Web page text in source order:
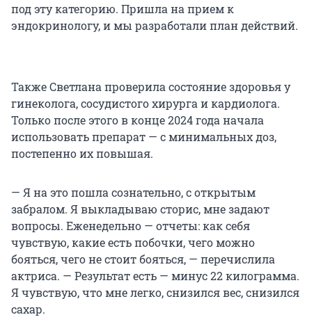
под эту категорию. Пришла на прием к
эндокринологу, и мы разработали план действий.
Также Светлана проверила состояние здоровья у
гинеколога, сосудистого хирурга и кардиолога.
Только после этого в конце 2024 года начала
использовать препарат — с минимальных доз,
постепенно их повышая.
— Я на это пошла сознательно, с открытым
забралом. Я выкладываю сторис, мне задают
вопросы. Еженедельно — отчеты: как себя
чувствую, какие есть побочки, чего можно
бояться, чего не стоит бояться, — перечислила
актриса. — Результат есть — минус 22 килограмма.
Я чувствую, что мне легко, снизился вес, снизился
сахар.